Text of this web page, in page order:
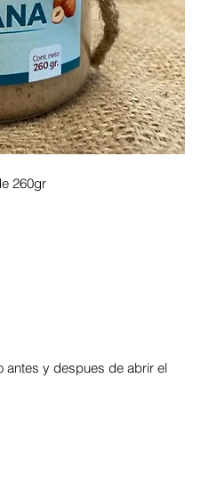
260gr
antes y despues de abrir el